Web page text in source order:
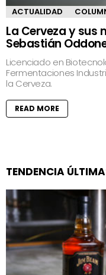
ACTUALIDAD
La Cerveza y sus
Sebastián
Licenciado en
Fermentaciones
la Cerveza.
READ MORE
TENDENCIA